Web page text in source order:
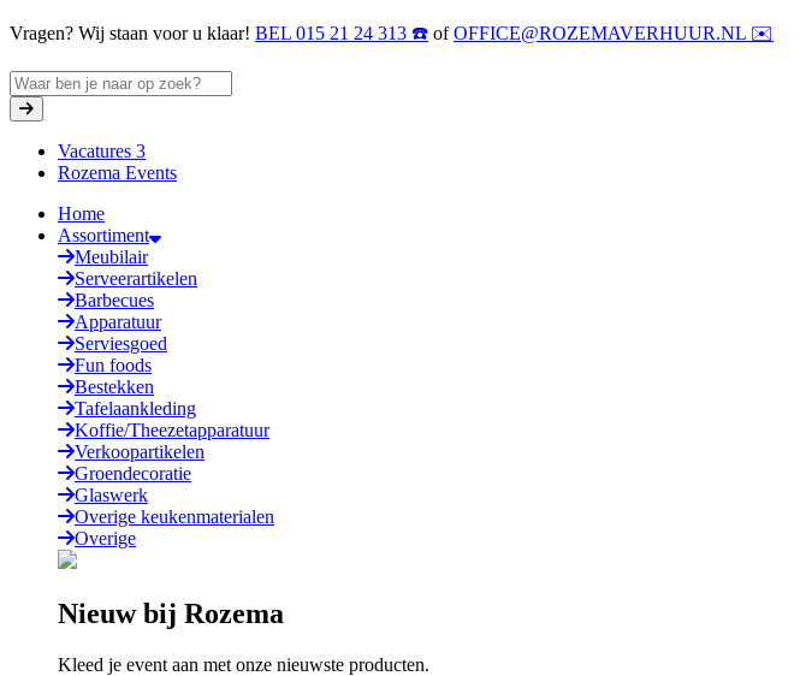
Vragen? Wij staan voor u klaar! BEL 015 21 24 313 ☎️ ofOFFICE@ROZEMAVERHUUR.NL ✉️
Vacatures 3
Rozema Events
Home
Assortiment
Meubilair
Serveerartikelen
Barbecues
Apparatuur
Serviesgoed
Fun foods
Bestekken
Tafelaankleding
Koffie/Theezetapparatuur
Verkoopartikelen
Groendecoratie
Glaswerk
Overige keukenmaterialen
Overige
Nieuw bij Rozema
Kleed je event aan met onze nieuwste producten.